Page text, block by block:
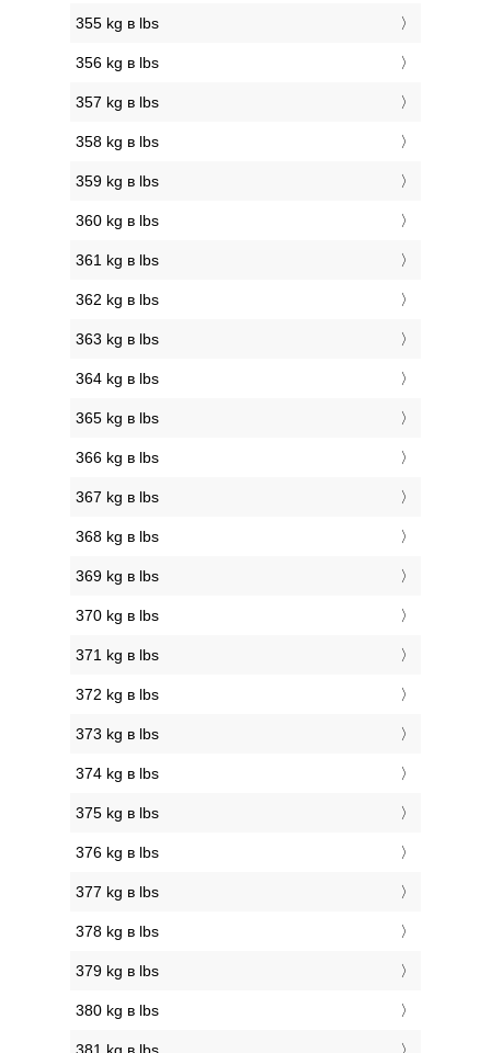
355 kg в lbs
356 kg в lbs
357 kg в lbs
358 kg в lbs
359 kg в lbs
360 kg в lbs
361 kg в lbs
362 kg в lbs
363 kg в lbs
364 kg в lbs
365 kg в lbs
366 kg в lbs
367 kg в lbs
368 kg в lbs
369 kg в lbs
370 kg в lbs
371 kg в lbs
372 kg в lbs
373 kg в lbs
374 kg в lbs
375 kg в lbs
376 kg в lbs
377 kg в lbs
378 kg в lbs
379 kg в lbs
380 kg в lbs